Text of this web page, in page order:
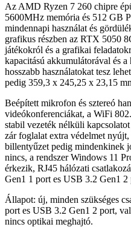
Az AMD Ryzen 7 260 chipre
5600MHz memória és 512 GB
mindennapi használat és
grafikus részben az RTX 5050
játékokról és a grafikai
kapacitású akkumulátorával és
hosszabb használatokat tesz
pedig 359,3 x 245,25 x 23,15
Beépített mikrofon és sztereó
videókonferenciákat, a WiFi
stabil vezeték nélküli
zár foglalat extra védelmet
billentyűzet pedig mindenkinek
nincs, a rendszer Windows 11
érkezik, RJ45 hálózati
Gen1 1 port es USB 3.2 Gen1 2
Állapot: új, minden szükséges
port es USB 3.2 Gen1 2 port,
nincs optikai meghajtó.